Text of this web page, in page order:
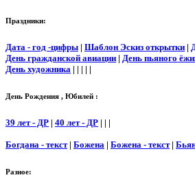
Праздники:
Дата - год -цифры | Шаблон Эскиз открытки |
День гражданской авиации | День пьяного
День художника | | | | |
День Рождения , Юбилей :
39 лет - ДР | 40 лет - ДР | | |
Богдана - текст| Божена | Божена - текст|
Разное: